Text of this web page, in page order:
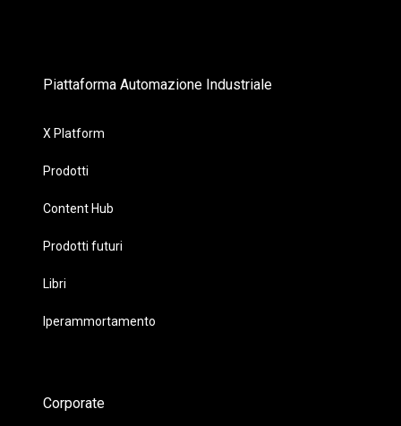
Piattaforma Automazione Industriale
X Platform
Prodotti
Content Hub
Prodotti futuri
Libri
Iperammortamento
Corporate